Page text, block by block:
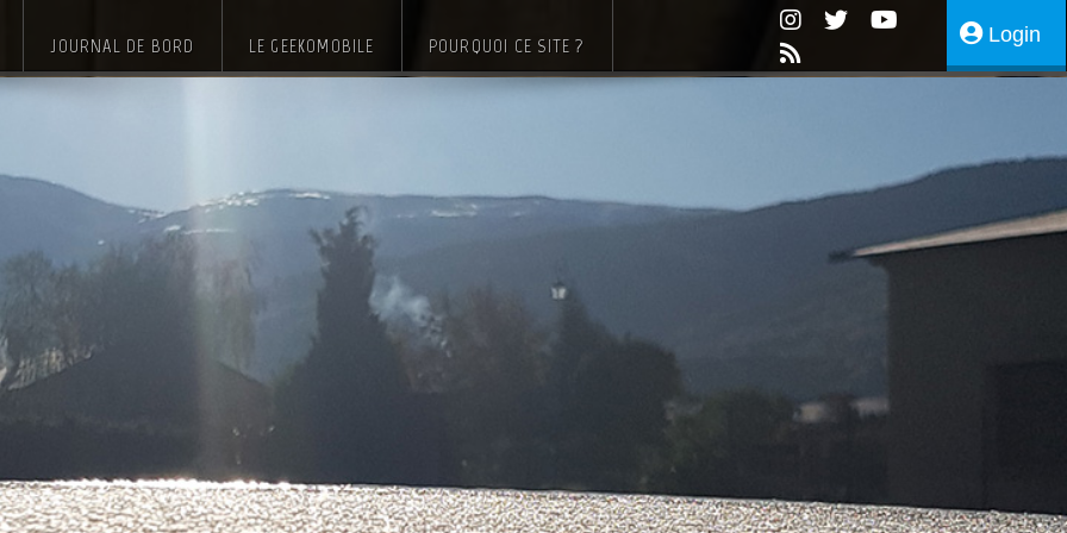
JOURNAL DE BORD LE GEEKOMOBILE POURQUOI CE SITE ? Login